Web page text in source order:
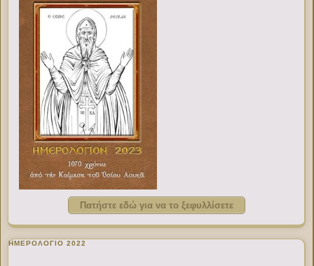
Πατήστε εδώ για να το ξεφυλλίσετε
ΗΜΕΡΟΛΟΓΙΟ 2022